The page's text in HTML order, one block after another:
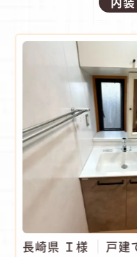
長崎県 Ｉ様 戸建